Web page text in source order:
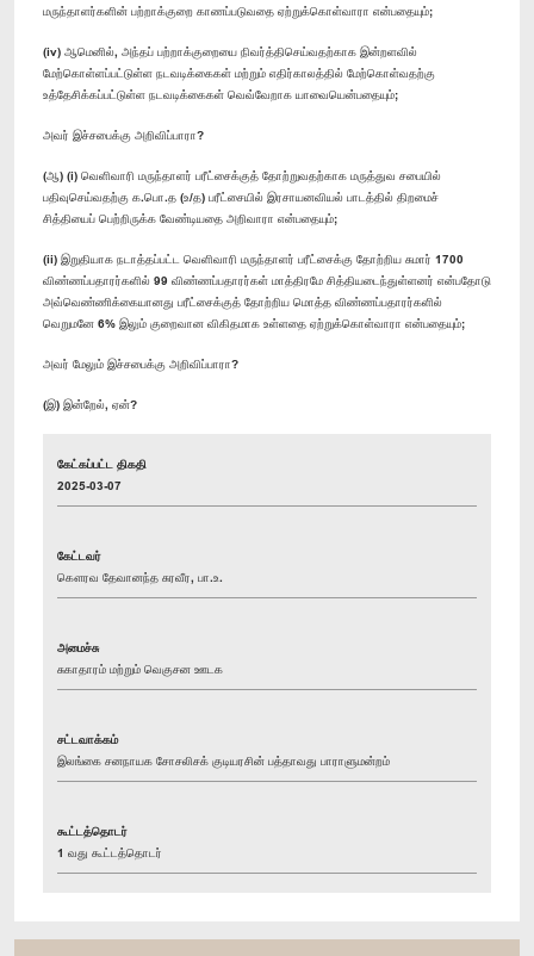
மருந்தாளர்களின் பற்றாக்குறை காணப்படுவதை ஏற்றுக்கொள்வாரா என்பதையும்;
(iv) ஆமெனில், அந்தப் பற்றாக்குறையை நிவர்த்திசெய்வதற்காக இன்றளவில்
மேற்கொள்ளப்பட்டுள்ள நடவடிக்கைகள் மற்றும் எதிர்காலத்தில் மேற்கொள்வதற்கு
உத்தேசிக்கப்பட்டுள்ள நடவடிக்கைகள் வெவ்வேறாக யாவையென்பதையும்;
அவர் இச்சபைக்கு அறிவிப்பாரா?
(ஆ) (i) வெளிவாரி மருந்தாளர் பரீட்சைக்குத் தோற்றுவதற்காக மருத்துவ சபையில்
பதிவுசெய்வதற்கு க.பொ.த (உ/த) பரீட்சையில் இரசாயனவியல் பாடத்தில் திறமைச்
சித்தியைப் பெற்றிருக்க வேண்டியதை அறிவாரா என்பதையும்;
(ii) இறுதியாக நடாத்தப்பட்ட வெளிவாரி மருந்தாளர் பரீட்சைக்கு தோற்றிய சுமார் 1700
விண்ணப்பதாரர்களில் 99 விண்ணப்பதாரர்கள் மாத்திரமே சித்தியடைந்துள்ளனர் என்பதோடு
அவ்வெண்ணிக்கையானது பரீட்சைக்குத் தோற்றிய மொத்த விண்ணப்பதாரர்களில்
வெறுமனே 6% இலும் குறைவான விகிதமாக உள்ளதை ஏற்றுக்கொள்வாரா என்பதையும்;
அவர் மேலும் இச்சபைக்கு அறிவிப்பாரா?
(இ) இன்றேல், ஏன்?
கேட்கப்பட்ட திகதி
2025-03-07
கேட்டவர்
கௌரவ தேவானந்த சுரவீர, பா.உ.
அமைச்சு
சுகாதாரம் மற்றும் வெகுசன ஊடக
சட்டவாக்கம்
இலங்கை சனநாயக சோசலிசக் குடியரசின் பத்தாவது பாராளுமன்றம்
கூட்டத்தொடர்
1 வது கூட்டத்தொடர்